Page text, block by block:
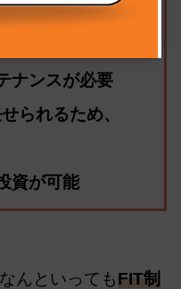
資よりも利回
存在しない
ナンスが必要
られるため、
資が可能
んといってもFIT制